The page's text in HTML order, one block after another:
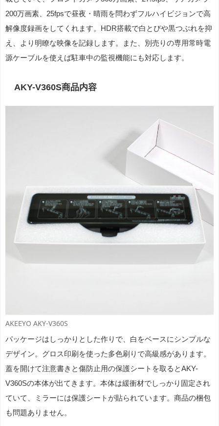
200万画素、25fpsで昼夜・晴雨を問わずフルハイビジョンで高
解像度録画をしてくれます。HDR搭載で白とびや黒つぶれを抑
え、より明瞭な映像を記録します。また、別売りの専用常時電
源ケーブルを使えば駐車中の監視機能にも対応します。
AKY-V360S商品内容
AKEEYO AKY-V360S
パッケージはしっかりとした作りで、白をベースにシンプルな
デザイン。グロス印刷を使った多色刷りで高級感があります。
蓋を開けて注意書きと傷防止用の保護シートを取るとAKY-
V360Sの本体が出てきます。本体は緩衝材でしっかり固定され
ていて、ミラーには保護シートが貼られています。商品の梱包
も問題ありません。